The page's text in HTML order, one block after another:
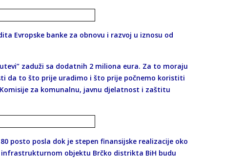
Evropske banke za obnovu i razvoj u iznosu od
zaduži sa dodatnih 2 miliona eura. Za to moraju
da to što prije uradimo i što prije počnemo koristiti
za komunalnu, javnu djelatnost i zaštitu
posto posla dok je stepen finansijske realizacije oko
infrastrukturnom objektu Brčko distrikta BiH budu